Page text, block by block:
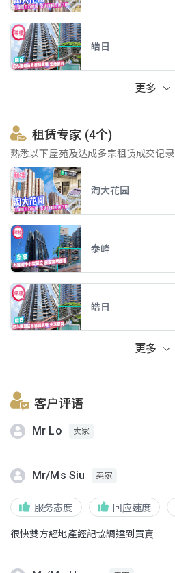
皓日
更多
租赁专家 (4个)
熟悉以下屋苑及达成多宗租赁成交记录
淘大花园
泰峰
皓日
更多
客户评语
Mr Lo 卖家
Mr/Ms Siu 卖家
服务态度 回应速度
很快雙方經地產經記協調達到買賣